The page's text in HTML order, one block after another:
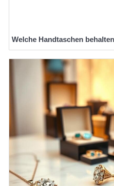
Welche Handtaschen